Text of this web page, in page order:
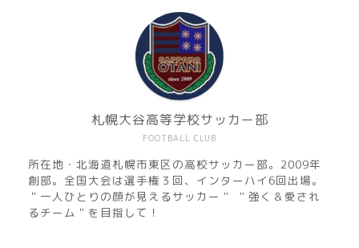
FOOTBALL CLUB
札幌大谷高等学校サッカー部
所在地・北海道札幌市東区の高校サッカー部。2009年
創部。全国大会は選手権３回、インターハイ6回出場。
＂一人ひとりの顔が見えるサッカー＂ ＂強く＆愛され
るチーム＂を目指して！